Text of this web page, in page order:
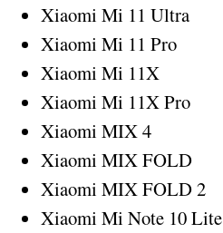
Xiaomi Mi 11 Ultra
Xiaomi Mi 11 Pro
Xiaomi Mi 11X
Xiaomi Mi 11X Pro
Xiaomi MIX 4
Xiaomi MIX FOLD
Xiaomi MIX FOLD 2
Xiaomi Mi Note 10 Lite